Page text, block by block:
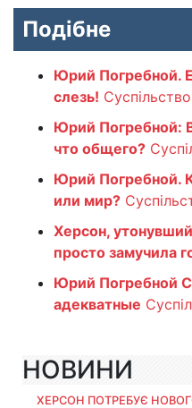
Подібне
Юрий Погребной.
слезь! Суспільство
Юрий Погребной:
что общего?
Юрий Погребной.
или мир?
Херсон,
просто замучила
Юрий Погребной
адекватные
НОВИНИ
ХЕРСОН ПОТРЕБУЄ